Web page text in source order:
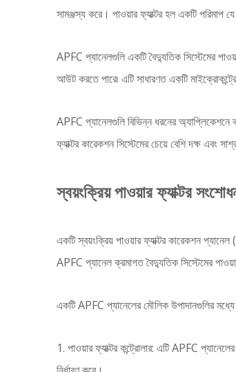
সামঞ্জস্য করে। পাওয়ার ফ্যাক্টর হল একটি পরিমাপ
APFC প্যানেলগুলি একটি বৈদ্যুতিক সিস্টেমের
আউট করতে পারে৷ এটি সাধারণত একটি
APFC প্যানেলগুলি বিভিন্ন ধরনের অ্যাপ্লিকেশনে
ফ্যাক্টর কারেকশন সিস্টেমের চেয়ে বেশি দক্ষ এবং
স্বয়ংক্রিয় পাওয়ার ফ্যাক্টর
একটি স্বয়ংক্রিয় পাওয়ার ফ্যাক্টর কারেকশন
APFC প্যানেল ক্রমাগত বৈদ্যুতিক সিস্টেমের
একটি APFC প্যানেলের মৌলিক উপাদানগুলির মধ্যে
1. পাওয়ার ফ্যাক্টর কন্ট্রোলার: এটি APFC